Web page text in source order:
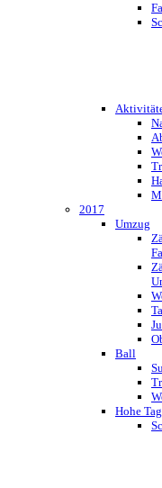
2017
Umzug
Ball
Hohe